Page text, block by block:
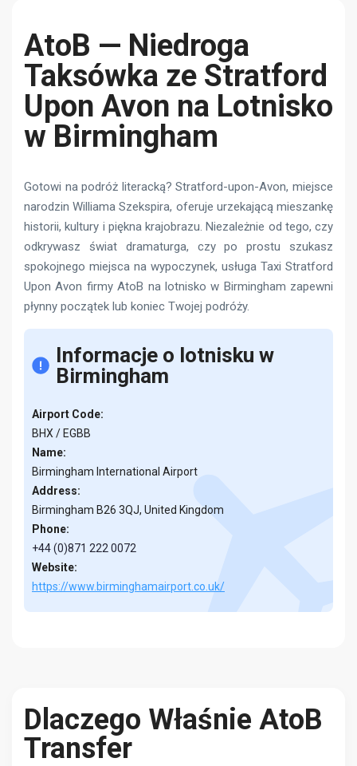
AtoB — Niedroga
Taksówka ze Stratford
Upon Avon na Lotnisko
w Birmingham
Gotowi na podróż literacką? Stratford-upon-Avon, miejsce
narodzin Williama Szekspira, oferuje urzekającą mieszankę
historii, kultury i piękna krajobrazu. Niezależnie od tego, czy
odkrywasz świat dramaturga, czy po prostu szukasz
spokojnego miejsca na wypoczynek, usługa Taxi Stratford
Upon Avon firmy AtoB na lotnisko w Birmingham zapewni
płynny początek lub koniec Twojej podróży.
Informacje o lotnisku w
Birmingham
Airport Code:
BHX / EGBB
Name:
Birmingham International Airport
Address:
Birmingham B26 3QJ, United Kingdom
Phone:
+44 (0)871 222 0072
Website:
https://www.birminghamairport.co.uk/
Dlaczego Właśnie AtoB
Transfer